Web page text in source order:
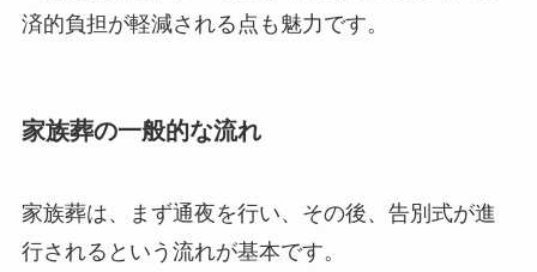
済的負担が軽減される点も魅力です。
家族葬の一般的な流れ
家族葬は、まず通夜を行い、その後、告別式が進
行されるという流れが基本です。